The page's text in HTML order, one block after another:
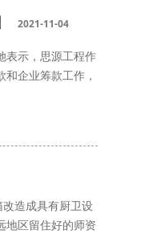
2021-11-04
表示，思源工程作
企业筹款工作，
造成具有厨卫设
地区留住好的师资